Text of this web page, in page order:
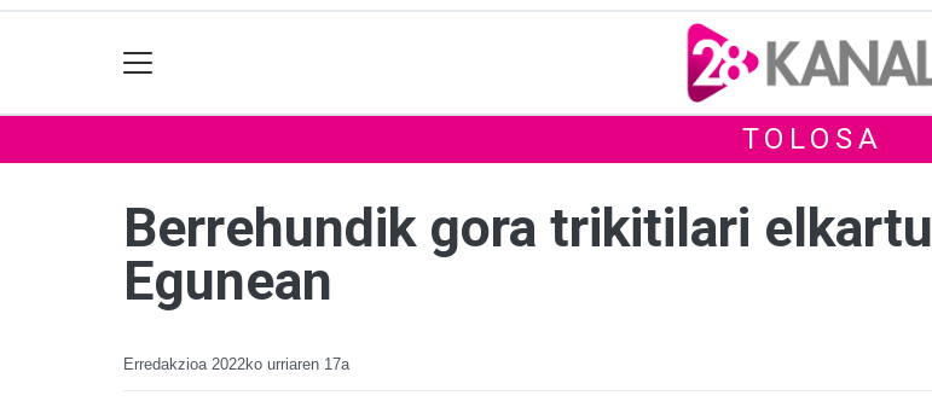
TOLOSA
Berrehundik gora trikitilari
Egunean
Erredakzioa 2022ko urriaren 17a